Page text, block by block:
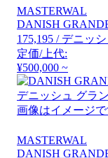
MASTERWAL
DANISH
175,195 / デニッ
定価/上代:
¥500,000 ~
画像はイメージで
MASTERWAL
DANISH